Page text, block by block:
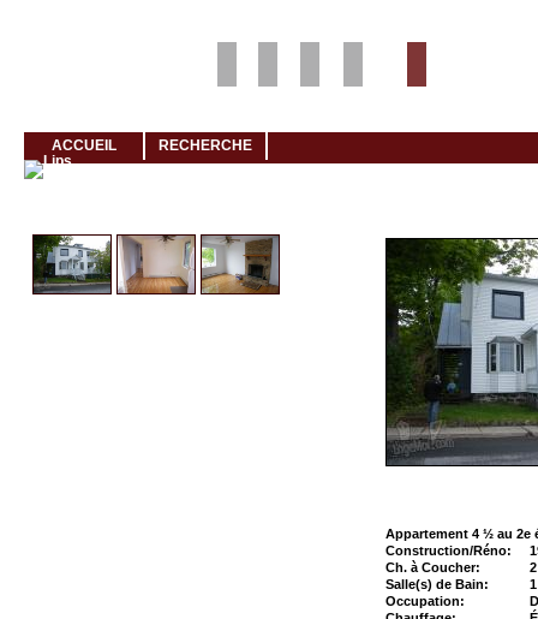
ACCUEIL RECHERCHE
Appartement 4 ½ au 2e
Construction/Réno:
Ch. à Coucher:
2
Salle(s) de Bain:
1
Occupation: